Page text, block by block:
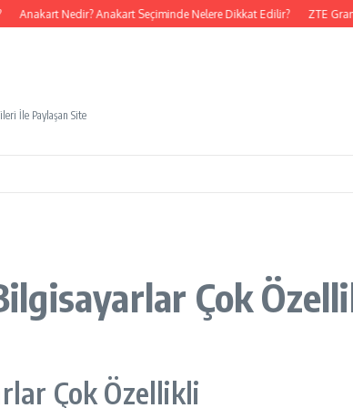
Anakart Nedir? Anakart Seçiminde Nelere Dikkat Edilir? ZTE
İle Paylaşan Site
Çok
Çok Özellikli